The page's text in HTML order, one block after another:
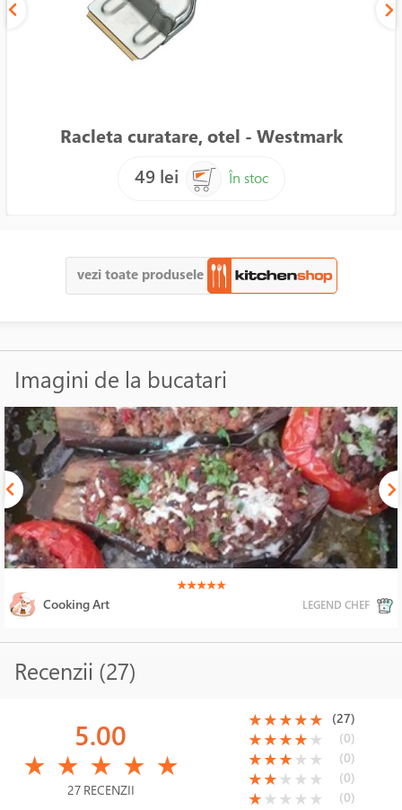
Racleta curatare, otel - Westmark
49 lei
În stoc
vezi toate produsele
Imagini de la bucatari
(*)
★(*)
★(*)
★(*)
★(*)
★
Cooking Art LEGEND CHEF
Recenzii (27)
5.00
★ ★ ★ ★ ★
27 RECENZII
(*)
★(*)
★(*)
★(*)
★(*)
★ (27)
(*)
★(*)
★(*)
★(*)
★( )
★ (0)
(*)
★(*)
★(*)
★( )
★ ( )
★ (0)
(*)
★(*)
★( )
★ ( )
★ ( )
★ (0)
(*)
★( )
★ ( )
★ ( )
★ ( )
★ (0)